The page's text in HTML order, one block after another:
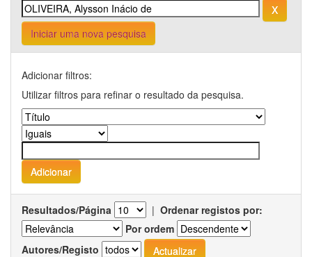
Iniciar uma nova pesquisa
Adicionar filtros:
Utilizar filtros para refinar o resultado da pesquisa.
Resultados/Página | Ordenar registos por:
Por ordem
Autores/Registo